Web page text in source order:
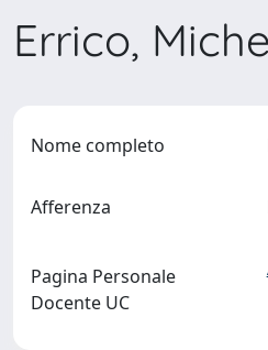
Errico,
Nome completo
Afferenza
Pagina Personale
Docente UC